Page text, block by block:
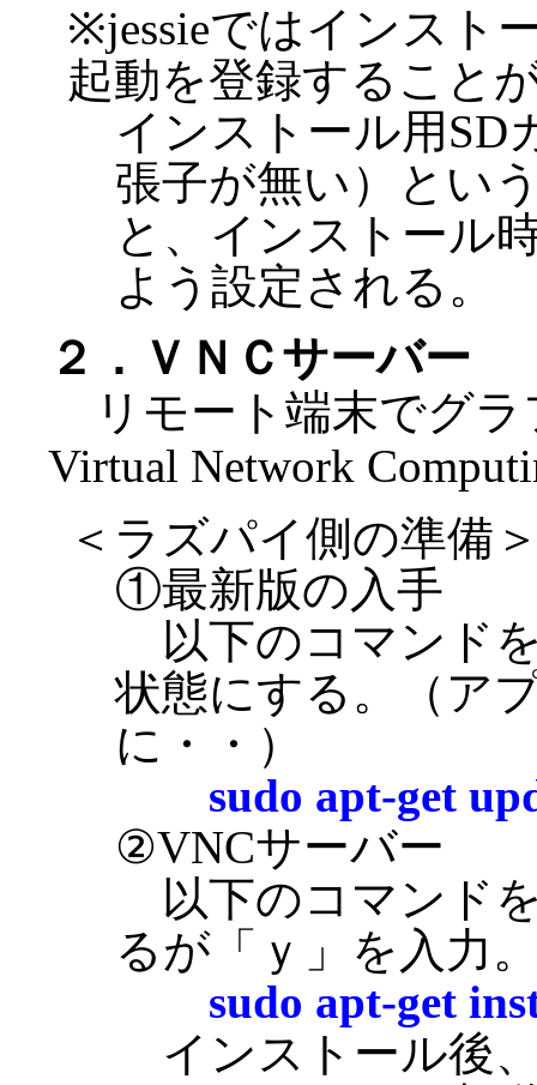
※jessieではインスト
起動を登録すること
インストール用SD
張子が無い）とい
と、インストール
よう設定される。
２．ＶＮＣサーバー
リモート端末でグラ
Virtual Network
＜ラズパイ側の準備
①最新版の入手
以下のコマンド
状態にする。（ア
に・・）
sudo apt-get
②VNCサーバー
以下のコマンド
るが「ｙ」を入力
sudo apt-get
インストール後